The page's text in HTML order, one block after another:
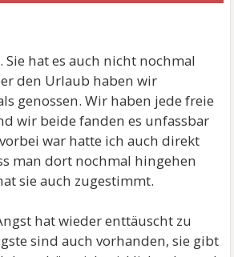
Sie hat es auch nicht nochmal
den Urlaub haben wir
genossen. Wir haben jede freie
wir beide fanden es unfassbar
war hatte ich auch direkt
man dort nochmal hingehen
sie auch zugestimmt.
hat wieder enttäuscht zu
sind auch vorhanden, sie gibt